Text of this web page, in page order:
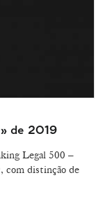
de 2019
Legal 500 –
com distinção de